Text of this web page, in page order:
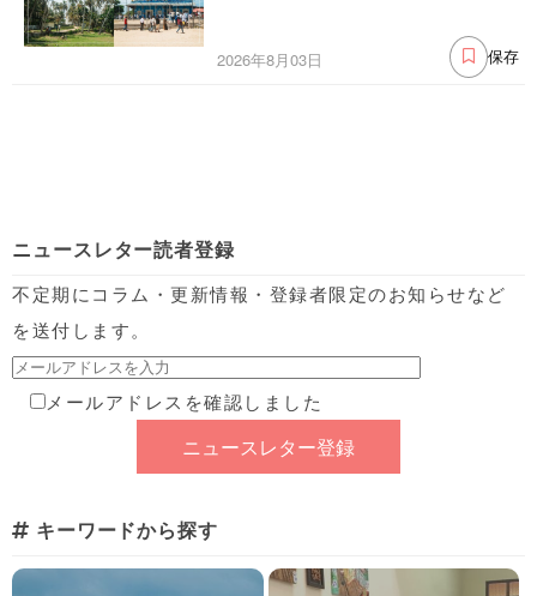
2026年8月03日 保存
ニュースレター読者登録
不定期にコラム・更新情報・登録者限定のお知らせなど
を送付します。
メールアドレスを確認しました
キーワードから探す